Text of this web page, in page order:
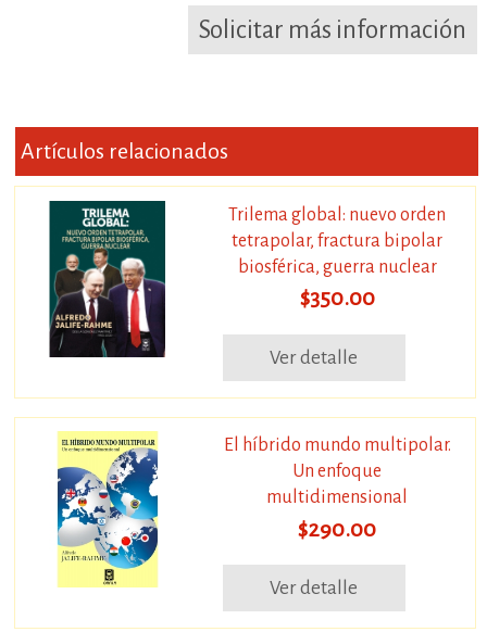
Solicitar más información
Artículos relacionados
Trilema global: nuevo orden
tetrapolar, fractura bipolar
biosférica, guerra nuclear
$350.00
Ver detalle
El híbrido mundo multipolar.
Un enfoque
multidimensional
$290.00
Ver detalle